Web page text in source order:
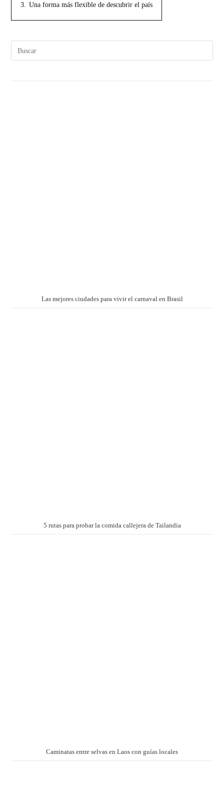
3. Una forma más flexible de descubrir el país
Las mejores ciudades para vivir el carnaval en Brasil
5 rutas para probar la comida callejera de Tailandia
Caminatas entre selvas en Laos con guías locales